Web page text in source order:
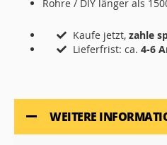
Rohre / DIY länger als
Kaufe jetzt, zahle
Lieferfrist: ca. 4-6
WEITERE